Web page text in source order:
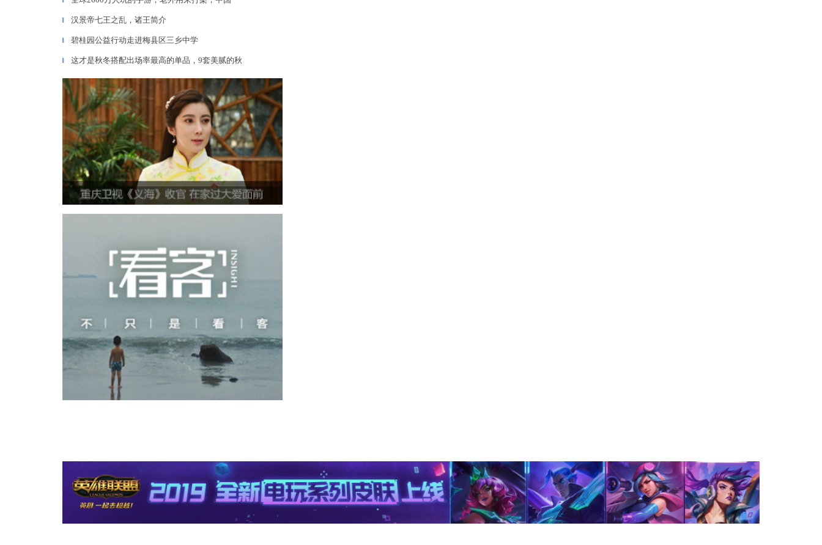
▎
▎ 汉景帝七王之乱，诸王简介
▎ 碧桂园公益行动走进梅县区三乡中学
▎ 这才是秋冬搭配出场率最高的单品，9套美腻的秋